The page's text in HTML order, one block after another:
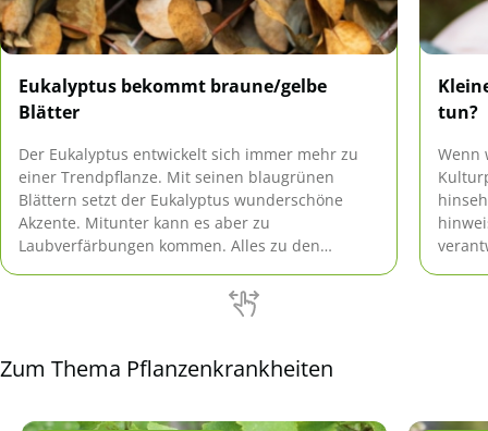
Eukalyptus bekommt braune/gelbe
Blätter
Der Eukalyptus entwickelt sich immer mehr zu
einer Trendpflanze. Mit seinen blaugrünen
Blättern setzt der Eukalyptus wunderschöne
Akzente. Mitunter kann es aber zu
Laubverfärbungen kommen. Alles zu den
tun?
Wenn
Zum Thema Pflanzenkrankheiten